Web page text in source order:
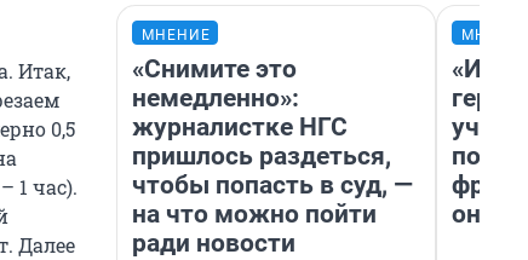
Итак,
0,5
1 час).
Далее
МНЕНИЕ
«Снимите это
немедленно»:
журналистке НГС
пришлось раздеться,
чтобы попасть в суд, —
на что можно пойти
ради новости
учит
она